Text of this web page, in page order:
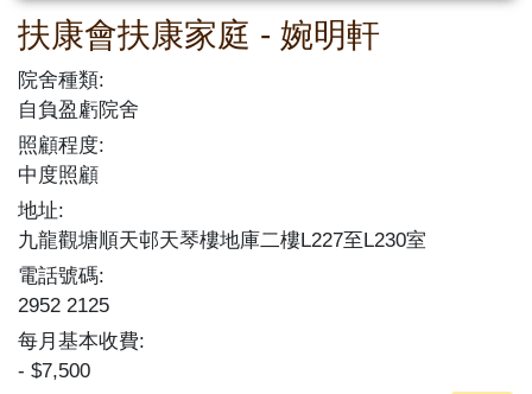
扶康會扶康家庭 - 婉明軒
院舍種類:
自負盈虧院舍
照顧程度:
中度照顧
地址:
九龍觀塘順天邨天琴樓地庫二樓L227至L230室
電話號碼:
2952 2125
每月基本收費:
- $7,500